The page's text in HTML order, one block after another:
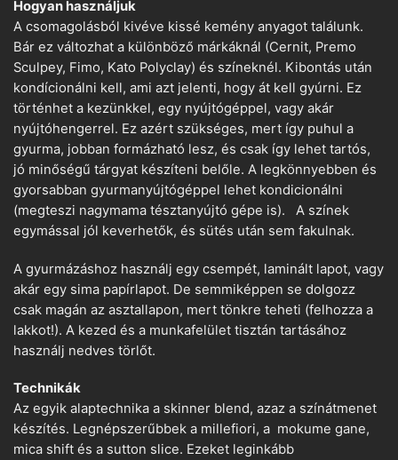
Hogyan használjuk
A csomagolásból kivéve kissé kemény anyagot találunk.
Bár ez változhat a különböző márkáknál (Cernit, Premo
Sculpey, Fimo, Kato Polyclay) és színeknél. Kibontás után
kondícionálni kell, ami azt jelenti, hogy át kell gyúrni. Ez
történhet a kezünkkel, egy nyújtógéppel, vagy akár
nyújtóhengerrel. Ez azért szükséges, mert így puhul a
gyurma, jobban formázható lesz, és csak így lehet tartós,
jó minőségű tárgyat készíteni belőle. A legkönnyebben és
gyorsabban gyurmanyújtógéppel lehet kondicionálni
(megteszi nagymama tésztanyújtó gépe is). A színek
egymással jól keverhetők, és sütés után sem fakulnak.
A gyurmázáshoz használj egy csempét, laminált lapot, vagy
akár egy sima papírlapot. De semmiképpen se dolgozz
csak magán az asztallapon, mert tönkre teheti (felhozza a
lakkot!). A kezed és a munkafelület tisztán tartásához
használj nedves törlőt.
Technikák
Az egyik alaptechnika a skinner blend, azaz a színátmenet
készítés. Legnépszerűbbek a millefiori, a mokume gane,
mica shift és a sutton slice. Ezeket leginkább